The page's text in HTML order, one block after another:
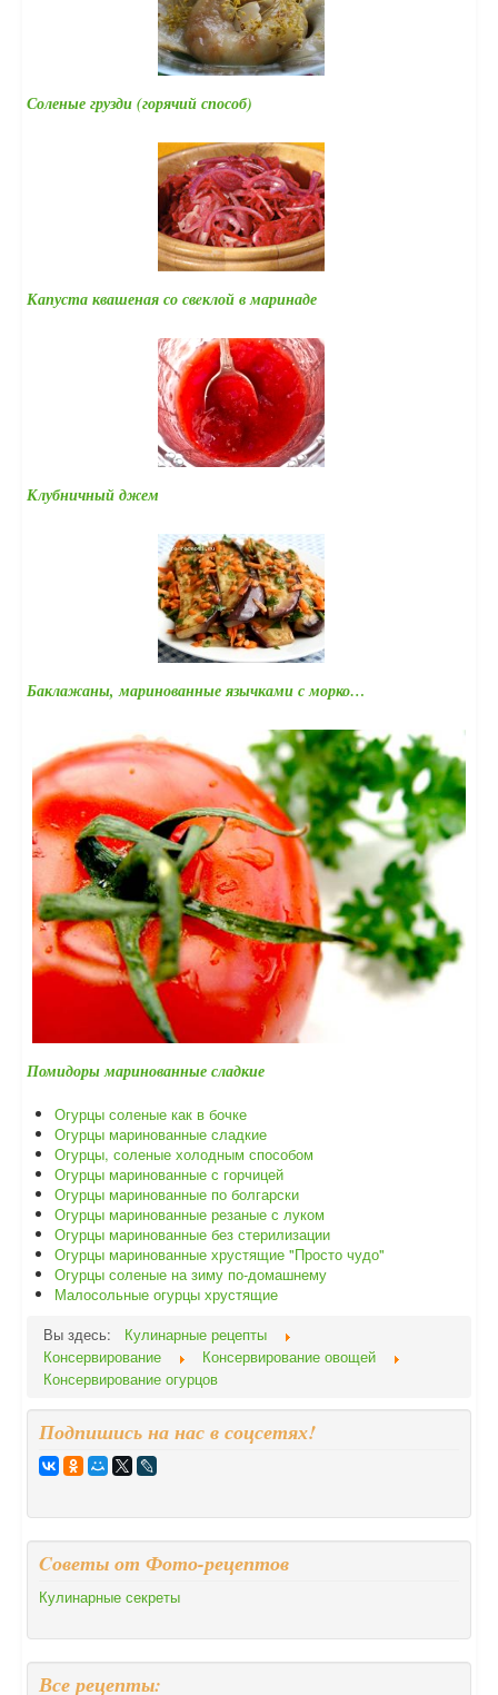
Соленые грузди (горячий способ)
Капуста квашеная со свeклой в маринаде
Клубничный джем
Баклажаны, маринованные язычками с морко…
Помидоры маринованные сладкие
Огурцы соленые как в бочке
Огурцы маринованные сладкие
Огурцы, соленые холодным способом
Огурцы маринованные с горчицей
Огурцы маринованные по болгарски
Огурцы маринованные резаные с луком
Огурцы маринованные без стерилизации
Огурцы маринованные хрустящие "Просто чудо"
Огурцы соленые на зиму по-домашнему
Малосольные огурцы хрустящие
Вы здесь:
Кулинарные рецепты
Консервирование
Консервирование овощей
Консервирование огурцов
Подпишись на нас в соцсетях!
Cоветы от Фото-рецептов
Кулинарные секреты
Все рецепты: